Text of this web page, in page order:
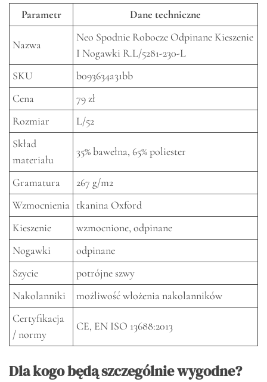
Parametr Dane techniczne
Nazwa
Neo Spodnie Robocze Odpinane Kieszenie
I Nogawki R.L/5281-230-L
SKU
b093634a31bb
Cena
79 zł
Rozmiar
L/52
Skład
materiału
35% bawełna, 65% poliester
Gramatura
267 g/m2
Wzmocnienia tkanina Oxford
Kieszenie
wzmocnione, odpinane
Nogawki
odpinane
Szycie
potrójne szwy
Nakolanniki
możliwość włożenia nakolanników
Certyfikacja
/ normy
CE, EN ISO 13688:2013
Dla kogo będą szczególnie wygodne?